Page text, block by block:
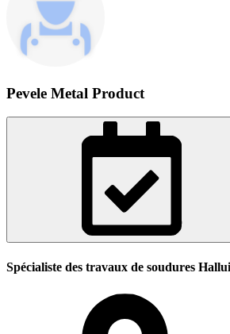
Pevele Metal Product
Spécialiste des travaux de soudures